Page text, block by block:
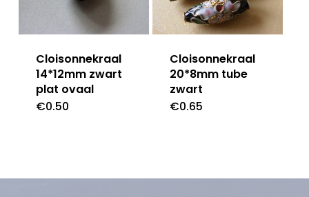
Cloisonnekraal
14*12mm zwart
plat ovaal
€0.50
Cloisonnekraal
20*8mm tube
zwart
€0.65